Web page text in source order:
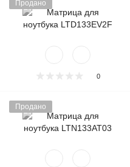
Продано
0
Продано